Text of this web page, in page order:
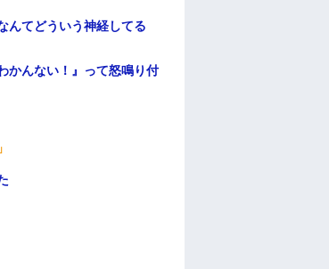
んてどういう神経してる
かんない！』って怒鳴り付